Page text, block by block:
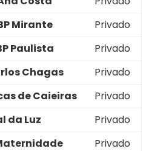
Mirante
Privado
Paulista
Privado
Chagas
Privado
de Caieiras
Privado
da Luz
Privado
Privado